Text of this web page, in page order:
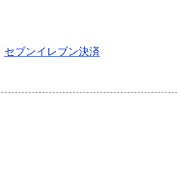
セブンイレブン決済